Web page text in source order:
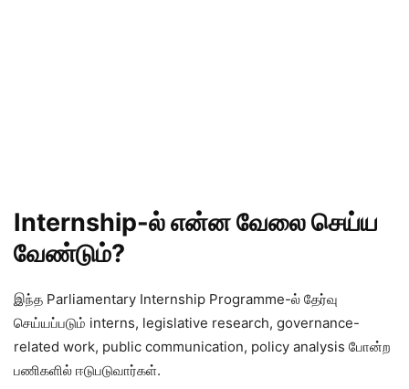
Internship-ல் என்ன வேலை செய்ய
வேண்டும்?
இந்த Parliamentary Internship Programme-ல் தேர்வு
செய்யப்படும் interns, legislative research, governance-
related work, public communication, policy analysis போன்ற
பணிகளில் ஈடுபடுவார்கள்.